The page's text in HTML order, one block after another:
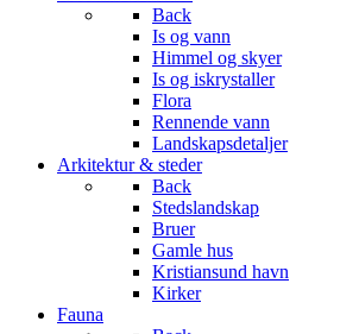
Back
Is og vann
Himmel og skyer
Is og iskrystaller
Flora
Rennende vann
Landskapsdetaljer
Arkitektur & steder
Back
Stedslandskap
Bruer
Gamle hus
Kristiansund havn
Kirker
Fauna